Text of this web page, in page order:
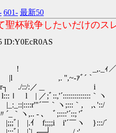
601- 最新50
聖杯戦争したいだけのス
ID:Y0EcR0AS
ｨ／
ｧﾞ´｀
./::/:／＿ i
l | ／;ﾞ::,'´::::::::::::::
￣｀ヽ;:::｀, ,､'::/
ヽ,.. ‐ ､ ﾞ;::::'´::; 'ﾞ
|.ｲ f;;;;i i'´￣ヽ }:::/´